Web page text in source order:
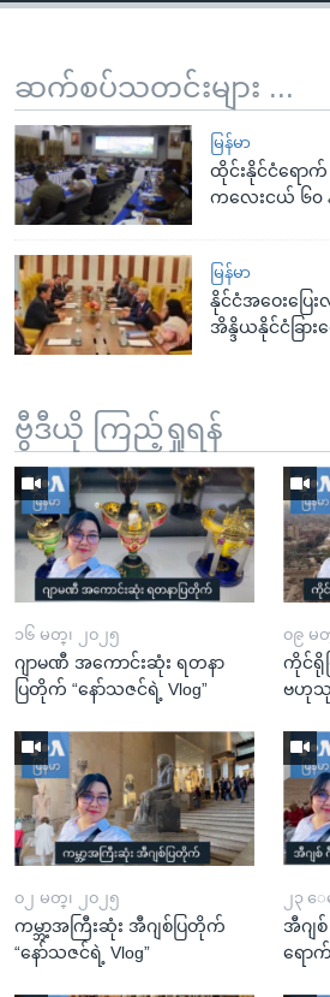
ဆက်စပ်သတင်းများ ...
မြန်မာ
ထိုင်းနိုင်ငံရောက်
ကလေးငယ် ၆၀ နီ
မြန်မာ
နိုင်ငံအဝေးပြေ
အိန္ဒိယနိုင်ငံခြား
ဗွီဒီယို ကြည့်ရှုရန်
၁၆ မတ္၊ ၂၀၂၅
ဂျာမဏီ အကောင်းဆုံး ရတနာ
ပြတိုက် “နော်သဇင်ရဲ့ Vlog”
၀၉ မ
ကိုင်ရို
ဗဟုသု
၀၂ မတ္၊ ၂၀၂၅
ကမ္ဘာ့အကြီးဆုံး အီဂျစ်ပြတိုက်
“နော်သဇင်ရဲ့ Vlog”
၂၃ ေ
အီဂျ
ရော